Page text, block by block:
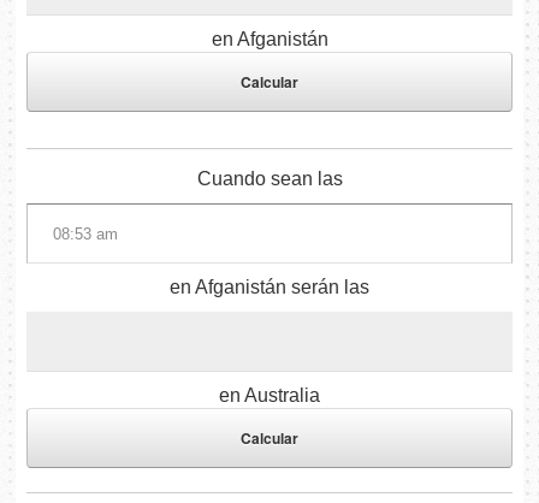
en Afganistán
Cuando sean las
en Afganistán serán las
en Australia